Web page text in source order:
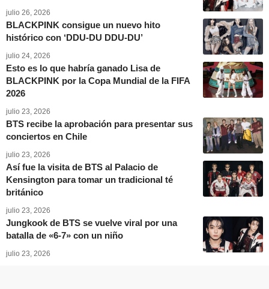
julio 26, 2026
BLACKPINK consigue un nuevo hito
histórico con ‘DDU-DU DDU-DU’
julio 24, 2026
Esto es lo que habría ganado Lisa de
BLACKPINK por la Copa Mundial de la FIFA
2026
julio 23, 2026
BTS recibe la aprobación para presentar sus
conciertos en Chile
julio 23, 2026
Así fue la visita de BTS al Palacio de
Kensington para tomar un tradicional té
británico
julio 23, 2026
Jungkook de BTS se vuelve viral por una
batalla de «6-7» con un niño
julio 23, 2026